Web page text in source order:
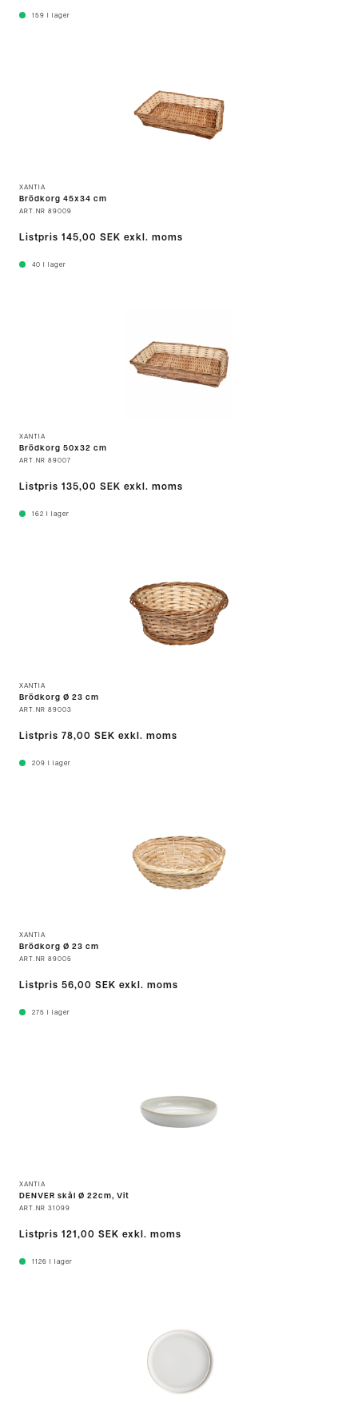
159 I lager
XANTIA
Brödkorg 45x34 cm
ART.NR 89009
Listpris 145,00 SEK exkl. moms
40 I lager
XANTIA
Brödkorg 50x32 cm
ART.NR 89007
Listpris 135,00 SEK exkl. moms
162 I lager
XANTIA
Brödkorg Ø 23 cm
ART.NR 89003
Listpris 78,00 SEK exkl. moms
209 I lager
XANTIA
Brödkorg Ø 23 cm
ART.NR 89005
Listpris 56,00 SEK exkl. moms
275 I lager
XANTIA
DENVER skål Ø 22cm, Vit
ART.NR 31099
Listpris 121,00 SEK exkl. moms
1126 I lager